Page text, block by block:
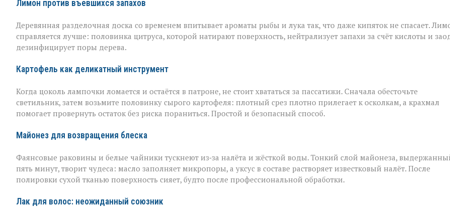
Лимон против въевшихся запахов
Деревянная разделочная доска со временем впитывает ароматы рыбы и лука так, что даже кипяток не спасает.
справляется лучше: половинка цитруса, которой натирают поверхность, нейтрализует запахи за счёт кислоты и
дезинфицирует поры дерева.
Картофель как деликатный инструмент
Когда цоколь лампочки ломается и остаётся в патроне, не стоит хвататься за пассатижи. Сначала обесточьте
светильник, затем возьмите половинку сырого картофеля: плотный срез плотно прилегает к осколкам, а крахмал
помогает провернуть остаток без риска пораниться. Простой и безопасный способ.
Майонез для возвращения блеска
Фаянсовые раковины и белые чайники тускнеют из‑за налёта и жёсткой воды. Тонкий слой майонеза,
пять минут, творит чудеса: масло заполняет микропоры, а уксус в составе растворяет известковый налёт. После
полировки сухой тканью поверхность сияет, будто после профессиональной обработки.
Лак для волос: неожиданный союзник